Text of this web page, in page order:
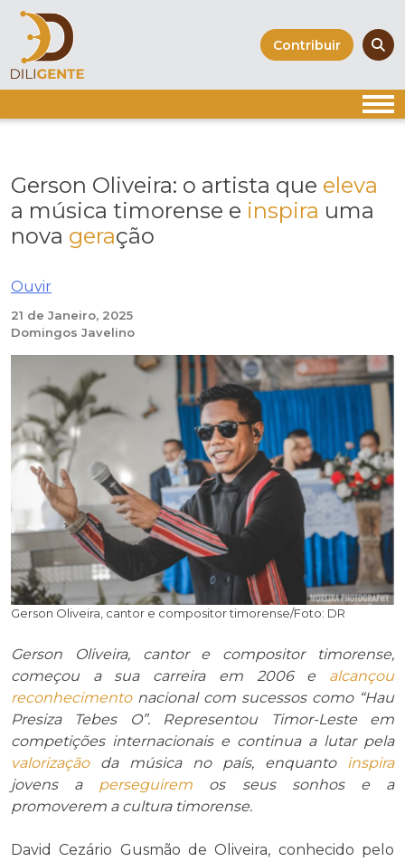
Skip
content
Contribuir
Gerson Oliveira: o artista que eleva
a música timorense e inspira uma
nova geração
Ouvir
21 de Janeiro, 2025
Domingos Javelino
Gerson Oliveira, cantor e compositor timorense/Foto: DR
Gerson Oliveira, cantor e compositor timorense,
começou a sua carreira em 2006 e alcançou
reconhecimentonacional com sucessos como “Hau
Presiza Tebes O”. Representou Timor-Leste em
competições internacionais e continua a lutar pela
valorizaçãoda música no país, enquanto inspira
jovens a perseguirem os seus sonhos e a
promoverem a cultura timorense.
David Cezário Gusmão de Oliveira, conhecido pelo